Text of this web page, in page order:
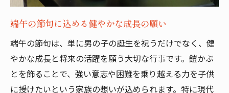
端午の節句に込める健やかな成長の願い
端午の節句は、単に男の子の誕生を祝うだけでなく、健
やかな成長と将来の活躍を願う大切な行事です。鎧かぶ
とを飾ることで、強い意志や困難を乗り越える力を子供
に授けたいという家族の想いが込められます。特に現代